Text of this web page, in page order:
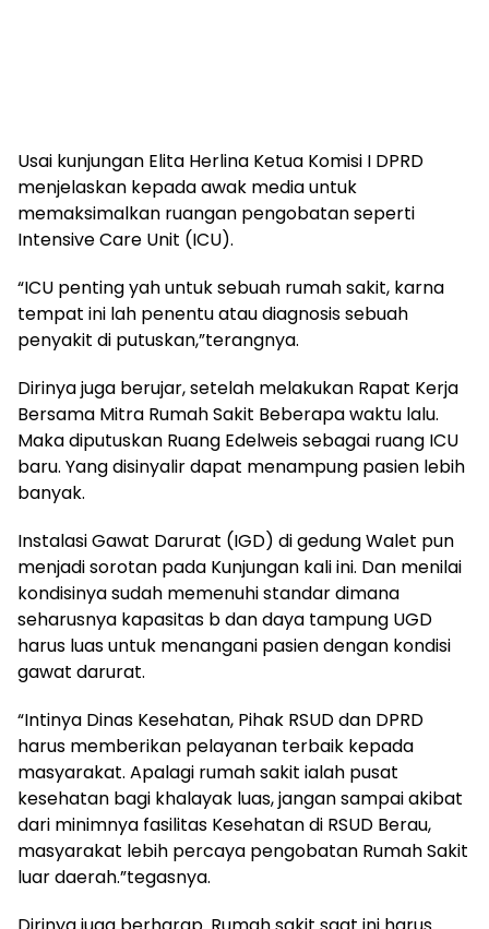
Usai kunjungan Elita Herlina Ketua Komisi I DPRD
menjelaskan kepada awak media untuk
memaksimalkan ruangan pengobatan seperti
Intensive Care Unit (ICU).
“ICU penting yah untuk sebuah rumah sakit, karna
tempat ini lah penentu atau diagnosis sebuah
penyakit di putuskan,”terangnya.
Dirinya juga berujar, setelah melakukan Rapat Kerja
Bersama Mitra Rumah Sakit Beberapa waktu lalu.
Maka diputuskan Ruang Edelweis sebagai ruang ICU
baru. Yang disinyalir dapat menampung pasien lebih
banyak.
Instalasi Gawat Darurat (IGD) di gedung Walet pun
menjadi sorotan pada Kunjungan kali ini. Dan menilai
kondisinya sudah memenuhi standar dimana
seharusnya kapasitas b dan daya tampung UGD
harus luas untuk menangani pasien dengan kondisi
gawat darurat.
“Intinya Dinas Kesehatan, Pihak RSUD dan DPRD
harus memberikan pelayanan terbaik kepada
masyarakat. Apalagi rumah sakit ialah pusat
kesehatan bagi khalayak luas, jangan sampai akibat
dari minimnya fasilitas Kesehatan di RSUD Berau,
masyarakat lebih percaya pengobatan Rumah Sakit
luar daerah.”tegasnya.